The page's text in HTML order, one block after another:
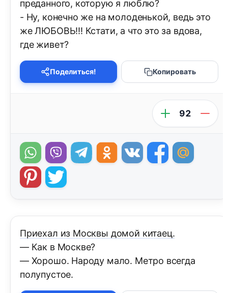
преданного, которую я люблю?
- Ну, конечно же на молоденькой, ведь это
же ЛЮБОВЬ!!! Кстати, а что это за вдова,
где живет?
Поделиться! Копировать
92
Приехал из Москвы домой китаец.
— Как в Москве?
— Хорошо. Народу мало. Метро всегда
полупустое.